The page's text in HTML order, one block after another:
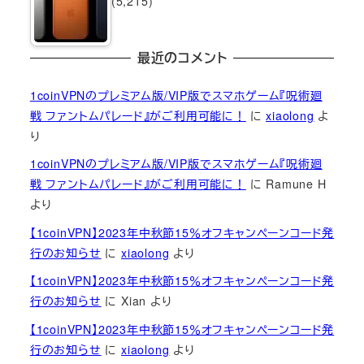
最近のコメント
1coinVPNのプレミアム版/VIP版でスマホゲーム『呪術廻
戦 ファントムパレード』がご利用可能に！
にxiaolong よ
り
1coinVPNのプレミアム版/VIP版でスマホゲーム『呪術廻
戦 ファントムパレード』がご利用可能に！
に Ramune H
より
【1coinVPN】2023年中秋節15％オフキャンペーンコード発
行のお知らせ にxiaolong より
【1coinVPN】2023年中秋節15％オフキャンペーンコード発
行のお知らせ にXian より
【1coinVPN】2023年中秋節15％オフキャンペーンコード発
行のお知らせ にxiaolong より